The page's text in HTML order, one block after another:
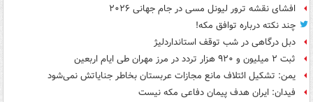
افشای نقشه ترور لیونل مسی در جام جهانی ۲۰۲۶
چند نکته درباره توافق مکه!
دبل درگاهی در شب توقف استانداردلیژ
ثبت ۲ میلیون و ۹۲۰ هزار تردد در مرز مهران طی ایام اربعین
یمن: تشکیل ائتلاف مانع مجازات عربستان بخاطر جنایاتش نمی‌شود
فیدان: ایران هدف پیمان دفاعی مکه نیست